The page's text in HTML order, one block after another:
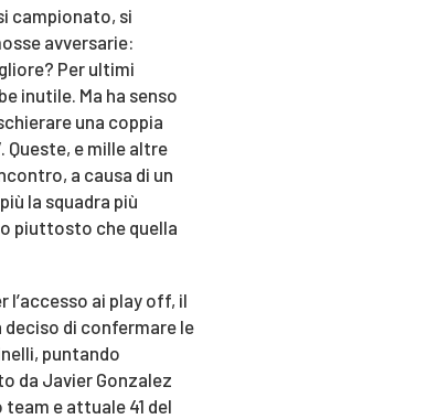
campionato, si
avversarie:
Per ultimi
inutile. Ma ha senso
una coppia
Queste, e mille altre
a causa di un
la squadra più
piuttosto che quella
l’accesso ai play off, il
di confermare le
puntando
da Javier Gonzalez
e attuale 41 del